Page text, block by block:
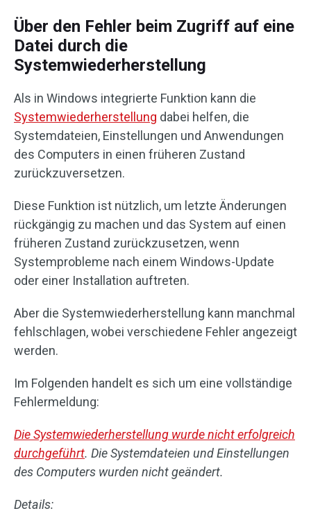
Über den Fehler beim Zugriff auf eine
Datei durch die
Systemwiederherstellung
Als in Windows integrierte Funktion kann die
Systemwiederherstellung dabei helfen, die
Systemdateien, Einstellungen und Anwendungen
des Computers in einen früheren Zustand
zurückzuversetzen.
Diese Funktion ist nützlich, um letzte Änderungen
rückgängig zu machen und das System auf einen
früheren Zustand zurückzusetzen, wenn
Systemprobleme nach einem Windows-Update
oder einer Installation auftreten.
Aber die Systemwiederherstellung kann manchmal
fehlschlagen, wobei verschiedene Fehler angezeigt
werden.
Im Folgenden handelt es sich um eine vollständige
Fehlermeldung:
Die Systemwiederherstellung wurde nicht erfolgreich
durchgeführt. Die Systemdateien und Einstellungen
des Computers wurden nicht geändert.
Details: